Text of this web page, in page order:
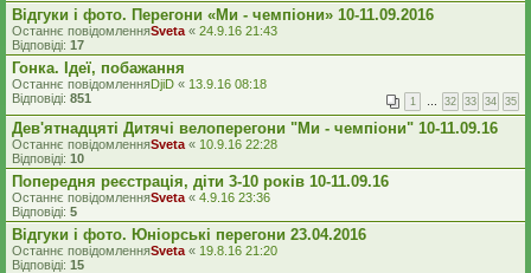
Відгуки і фото. Перегони «Ми - чемпіони» 10-11.09.2016
Останнє повідомленняSveta « 24.9.16 21:43
Відповіді: 17
Гонка. Ідеї, побажання
Останнє повідомленняDjiD « 13.9.16 08:18
Відповіді: 851 1 … 32 33 34 35
Дев'ятнадцяті Дитячі велоперегони "Ми - чемпіони" 10-11.09.16
Останнє повідомленняSveta « 10.9.16 22:28
Відповіді: 10
Попередня реєстрація, діти 3-10 років 10-11.09.16
Останнє повідомленняSveta « 4.9.16 23:36
Відповіді: 5
Відгуки і фото. Юніорські перегони 23.04.2016
Останнє повідомленняSveta « 19.8.16 21:20
Відповіді: 15